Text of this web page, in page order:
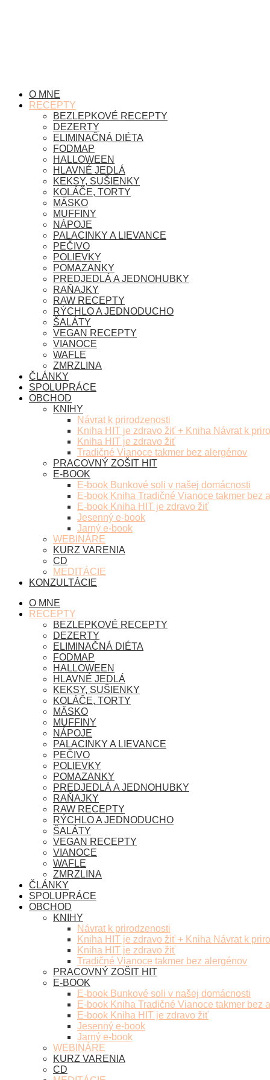
O MNE
RECEPTY
BEZLEPKOVÉ RECEPTY
DEZERTY
ELIMINAČNÁ DIÉTA
FODMAP
HALLOWEEN
HLAVNÉ JEDLÁ
KEKSY, SUŠIENKY
KOLÁČE, TORTY
MÄSKO
MUFFINY
NÁPOJE
PALACINKY A LIEVANCE
PEČIVO
POLIEVKY
POMAZANKY
PREDJEDLÁ A JEDNOHUBKY
RAŇAJKY
RAW RECEPTY
RÝCHLO A JEDNODUCHO
ŠALÁTY
VEGAN RECEPTY
VIANOCE
WAFLE
ZMRZLINA
ČLÁNKY
SPOLUPRÁCE
OBCHOD
KNIHY
Návrat k prirodzenosti
Kniha HIT je zdravo žiť + Kniha Návrat k
Kniha HIT je zdravo žiť
Tradičné Vianoce takmer bez alergénov
PRACOVNÝ ZOŠIT HIT
E-BOOK
E-book Bunkové soli v našej domácnosti
E-book Kniha Tradičné Vianoce takmer bez
E-book Kniha HIT je zdravo žiť
Jesenný e-book
Jarný e-book
WEBINÁRE
KURZ VARENIA
CD
MEDITÁCIE
KONZULTÁCIE
O MNE
RECEPTY
BEZLEPKOVÉ RECEPTY
DEZERTY
ELIMINAČNÁ DIÉTA
FODMAP
HALLOWEEN
HLAVNÉ JEDLÁ
KEKSY, SUŠIENKY
KOLÁČE, TORTY
MÄSKO
MUFFINY
NÁPOJE
PALACINKY A LIEVANCE
PEČIVO
POLIEVKY
POMAZANKY
PREDJEDLÁ A JEDNOHUBKY
RAŇAJKY
RAW RECEPTY
RÝCHLO A JEDNODUCHO
ŠALÁTY
VEGAN RECEPTY
VIANOCE
WAFLE
ZMRZLINA
ČLÁNKY
SPOLUPRÁCE
OBCHOD
KNIHY
Návrat k prirodzenosti
Kniha HIT je zdravo žiť + Kniha Návrat k
Kniha HIT je zdravo žiť
Tradičné Vianoce takmer bez alergénov
PRACOVNÝ ZOŠIT HIT
E-BOOK
E-book Bunkové soli v našej domácnosti
E-book Kniha Tradičné Vianoce takmer bez
E-book Kniha HIT je zdravo žiť
Jesenný e-book
Jarný e-book
WEBINÁRE
KURZ VARENIA
CD